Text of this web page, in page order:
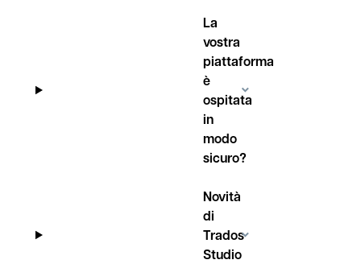
La
vostra
piattaforma
è
ospitata
in
modo
sicuro?
Novità
di
Trados
Studio